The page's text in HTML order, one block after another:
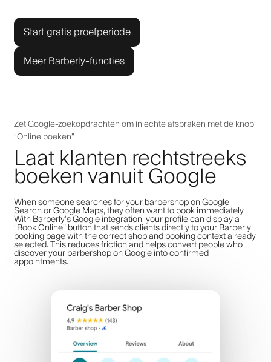
Start gratis proefperiode
Meer Barberly-functies
Zet Google-zoekopdrachten om in echte afspraken met de knop
“Online boeken”
Laat klanten rechtstreeks
boeken vanuit Google
When someone searches for your barbershop on Google
Search or Google Maps, they often want to book immediately.
With Barberly’s Google integration, your profile can display a
“Book Online” button that sends clients directly to your Barberly
booking page with the correct shop and booking context already
selected. This reduces friction and helps convert people who
discover your barbershop on Google into confirmed
appointments.